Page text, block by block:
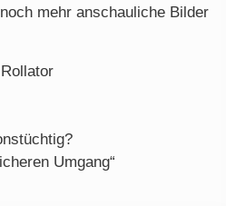
mehr anschauliche Bilder
Umgang“